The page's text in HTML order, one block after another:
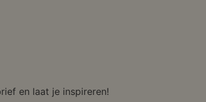
en laat je inspireren!